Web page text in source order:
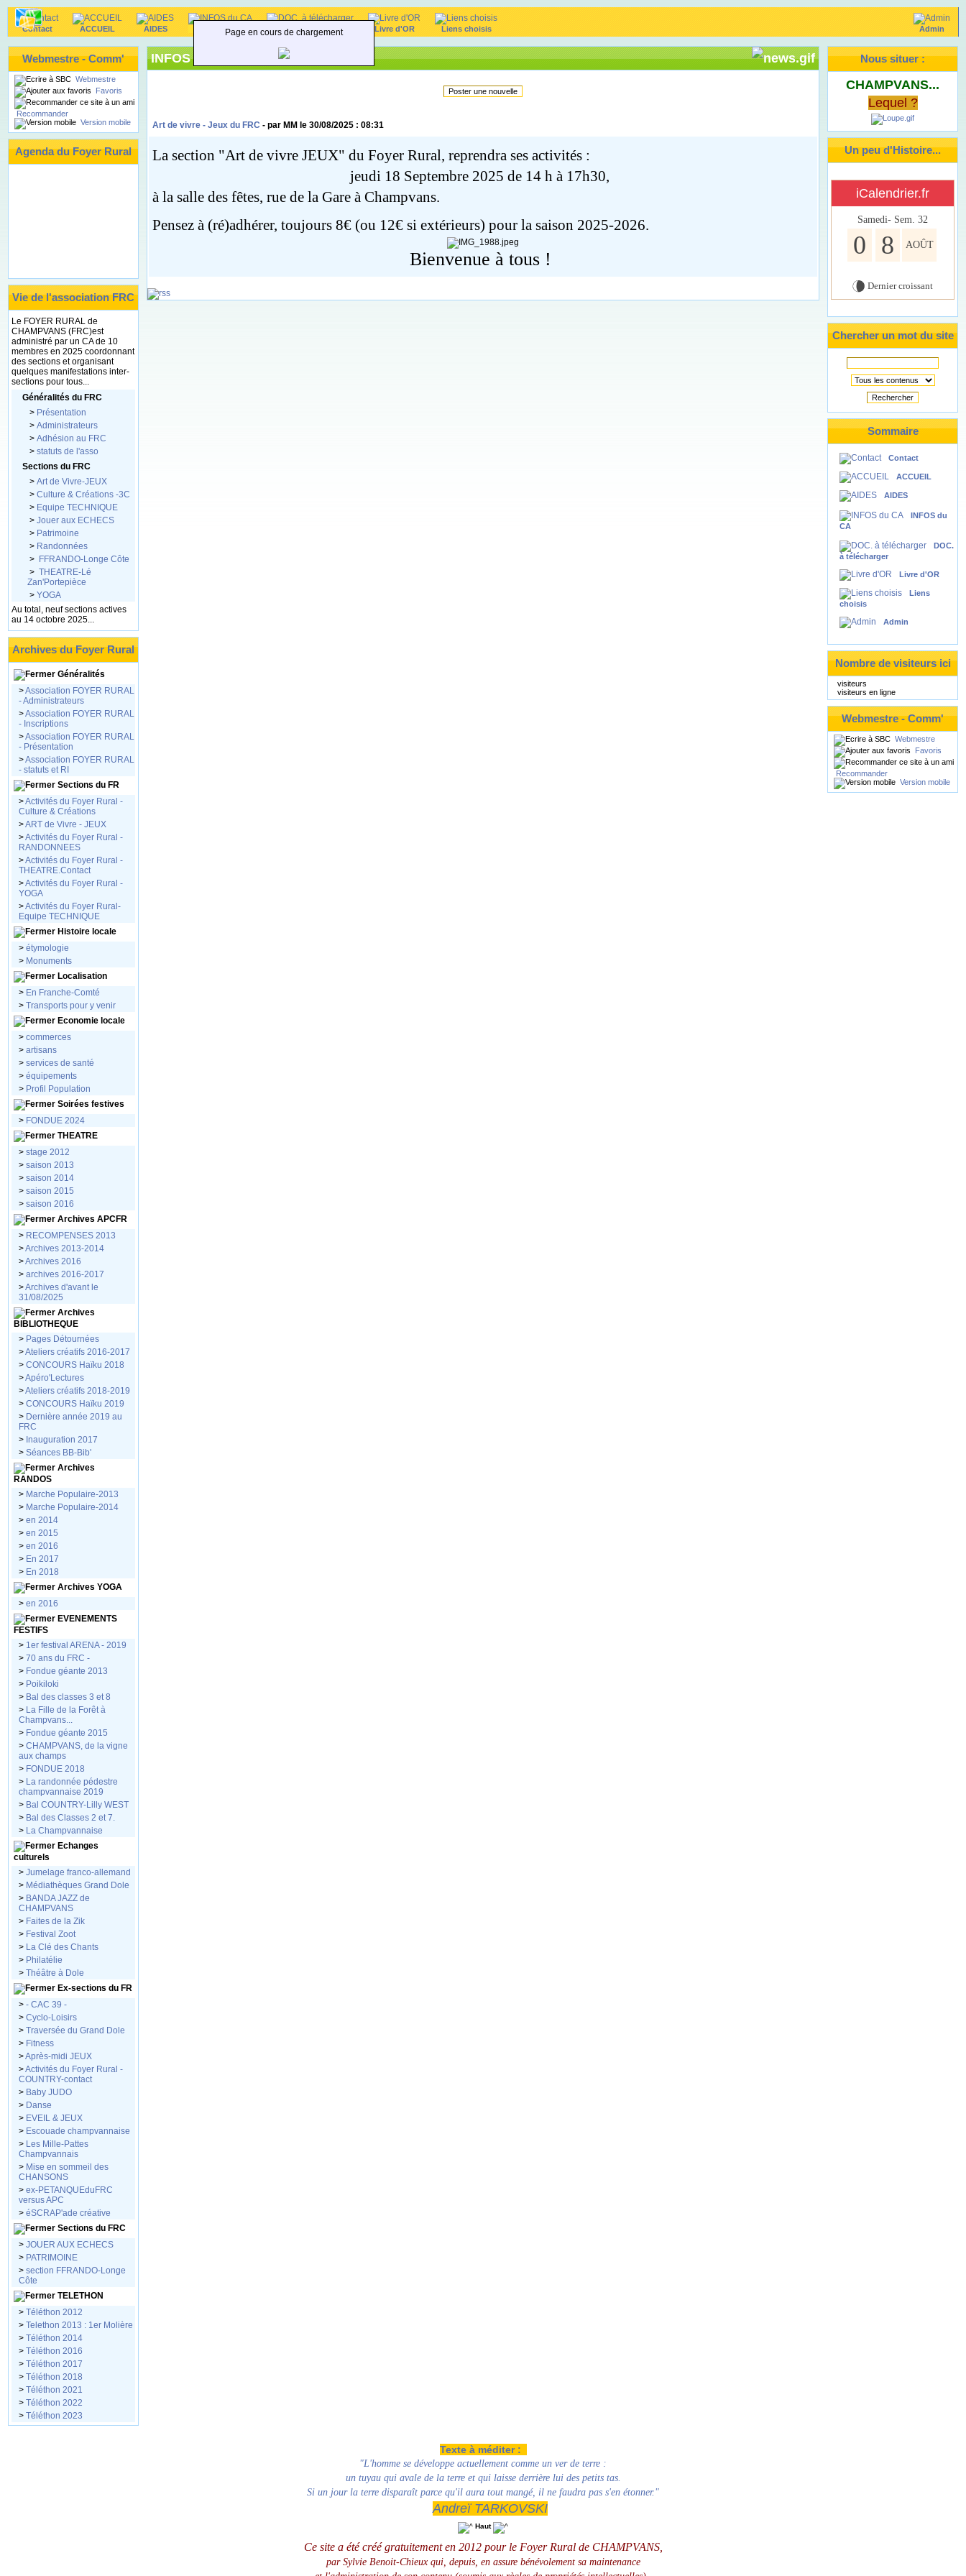
Page en cours de chargement Admin
Contact ACCUEIL AIDES INFOS du CA DOC. à télécharger Livre d'OR Liens choisis
Webmestre - Comm'
Webmestre
Favoris
Recommander
Version mobile
Agenda du Foyer Rural
Vie de l'association FRC
Le FOYER RURAL de
CHAMPVANS (FRC)est
administré par un CA de 10
membres en 2025 coordonnant
des sections et organisant
quelques manifestations inter-
sections pour tous...
Généralités du FRC
> Présentation
> Administrateurs
> Adhésion au FRC
> statuts de l'asso
Sections du FRC
> Art de Vivre-JEUX
> Culture & Créations -3C
> Equipe TECHNIQUE
> Jouer aux ECHECS
> Patrimoine
> Randonnées
> FFRANDO-Longe Côte
> THEATRE-Lé
Zan'Portepièce
> YOGA
Au total, neuf sections actives
au 14 octobre 2025...
Archives du Foyer Rural
Généralités
>Association FOYER RURAL
- Administrateurs
>Association FOYER RURAL
- Inscriptions
>Association FOYER RURAL
- Présentation
>Association FOYER RURAL
- statuts et RI
Sections du FR
>Activités du Foyer Rural -
Culture & Créations
>ART de Vivre - JEUX
>Activités du Foyer Rural -
RANDONNEES
>Activités du Foyer Rural -
THEATRE.Contact
>Activités du Foyer Rural -
YOGA
>Activités du Foyer Rural-
Equipe TECHNIQUE
Histoire locale
> étymologie
> Monuments
Localisation
> En Franche-Comté
> Transports pour y venir
Economie locale
> commerces
> artisans
> services de santé
> équipements
> Profil Population
Soirées festives
> FONDUE 2024
THEATRE
> stage 2012
> saison 2013
> saison 2014
> saison 2015
> saison 2016
Archives APCFR
> RECOMPENSES 2013
>Archives 2013-2014
>Archives 2016
> archives 2016-2017
>Archives d'avant le
31/08/2025
Archives
BIBLIOTHEQUE
> Pages Détournées
>Ateliers créatifs 2016-2017
> CONCOURS Haïku 2018
>Apéro'Lectures
>Ateliers créatifs 2018-2019
> CONCOURS Haïku 2019
> Dernière année 2019 au
FRC
> Inauguration 2017
> Séances BB-Bib'
Archives
RANDOS
> Marche Populaire-2013
> Marche Populaire-2014
> en 2014
> en 2015
> en 2016
> En 2017
> En 2018
Archives YOGA
> en 2016
EVENEMENTS
FESTIFS
> 1er festival ARENA - 2019
> 70 ans du FRC -
> Fondue géante 2013
> Poikiloki
> Bal des classes 3 et 8
> La Fille de la Forêt à
Champvans...
> Fondue géante 2015
> CHAMPVANS, de la vigne
aux champs
> FONDUE 2018
> La randonnée pédestre
champvannaise 2019
> Bal COUNTRY-Lilly WEST
> Bal des Classes 2 et 7.
> La Champvannaise
Echanges
culturels
> Jumelage franco-allemand
> Médiathèques Grand Dole
> BANDA JAZZ de
CHAMPVANS
> Faites de la Zik
> Festival Zoot
> La Clé des Chants
> Philatélie
> Théâtre à Dole
Ex-sections du FR
> - CAC 39 -
> Cyclo-Loisirs
> Traversée du Grand Dole
> Fitness
>Après-midi JEUX
>Activités du Foyer Rural -
COUNTRY-contact
> Baby JUDO
> Danse
> EVEIL & JEUX
> Escouade champvannaise
> Les Mille-Pattes
Champvannais
> Mise en sommeil des
CHANSONS
> ex-PETANQUEduFRC
versus APC
> éSCRAP'ade créative
Sections du FRC
> JOUER AUX ECHECS
> PATRIMOINE
> section FFRANDO-Longe
Côte
TELETHON
> Téléthon 2012
> Telethon 2013 : 1er Molière
> Téléthon 2014
> Téléthon 2016
> Téléthon 2017
> Téléthon 2018
> Téléthon 2021
> Téléthon 2022
> Téléthon 2023
INFOS du CA
Poster une nouvelle
Art de vivre - Jeux du FRC - par MM le 30/08/2025 : 08:31
La section "Art de vivre JEUX" du Foyer Rural, reprendra ses activités :
jeudi 18 Septembre 2025 de 14 h à 17h30,
à la salle des fêtes, rue de la Gare à Champvans.
Pensez à (ré)adhérer, toujours 8€ (ou 12€ si extérieurs) pour la saison 2025-2026.
Bienvenue à tous !
Nous situer :
CHAMPVANS...
Lequel ?
Un peu d'Histoire...
iCalendrier.fr
Samedi- Sem. 32
0 8 AOÛT
Dernier croissant
Chercher un mot du site
Rechercher
Sommaire
Contact
ACCUEIL
AIDES
INFOS du
CA
DOC.
à télécharger
Livre d'OR
Liens
choisis
Admin
Nombre de visiteurs ici
visiteurs
visiteurs en ligne
Webmestre - Comm'
Webmestre
Favoris
Recommander
Version mobile
Texte à méditer :
"L'homme se développe actuellement comme un ver de terre :
un tuyau qui avale de la terre et qui laisse derrière lui des petits tas.
Si un jour la terre disparaît parce qu'il aura tout mangé, il ne faudra pas s'en étonner."
Andreï TARKOVSKI
Haut
Ce site a été créé gratuitement en 2012 pour le Foyer Rural de CHAMPVANS,
par Sylvie Benoit-Chieux qui, depuis, en assure bénévolement sa maintenance